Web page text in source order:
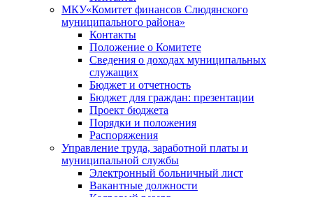
МКУ«Комитет финансов Слюдянского
муниципального района»
Контакты
Положение о Комитете
Сведения о доходах муниципальных
служащих
Бюджет и отчетность
Бюджет для граждан: презентации
Проект бюджета
Порядки и положения
Распоряжения
Управление труда, заработной платы и
муниципальной службы
Электронный больничный лист
Вакантные должности